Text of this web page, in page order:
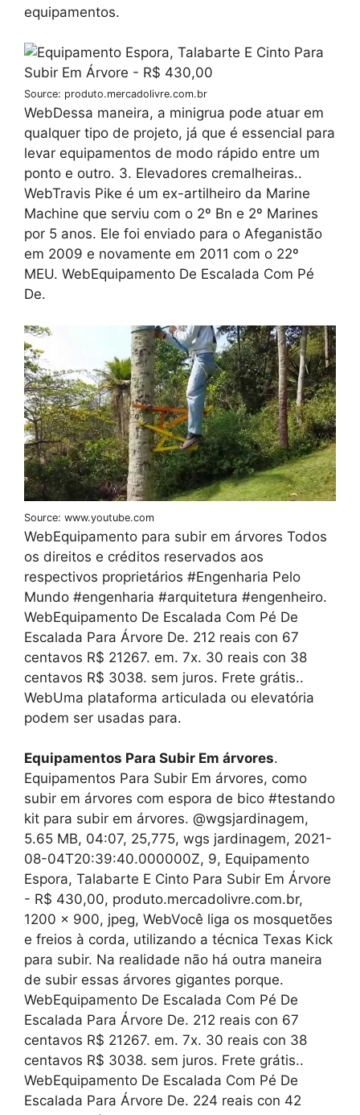
equipamentos.
Source: produto.mercadolivre.com.br
WebDessa maneira, a minigrua pode atuar em
qualquer tipo de projeto, já que é essencial para
levar equipamentos de modo rápido entre um
ponto e outro. 3. Elevadores cremalheiras..
WebTravis Pike é um ex-artilheiro da Marine
Machine que serviu com o 2º Bn e 2º Marines
por 5 anos. Ele foi enviado para o Afeganistão
em 2009 e novamente em 2011 com o 22º
MEU. WebEquipamento De Escalada Com Pé
De.
Source: www.youtube.com
WebEquipamento para subir em árvores Todos
os direitos e créditos reservados aos
respectivos proprietários #Engenharia Pelo
Mundo #engenharia #arquitetura #engenheiro.
WebEquipamento De Escalada Com Pé De
Escalada Para Árvore De. 212 reais con 67
centavos R$ 21267. em. 7x. 30 reais con 38
centavos R$ 3038. sem juros. Frete grátis..
WebUma plataforma articulada ou elevatória
podem ser usadas para.
Equipamentos Para Subir Em árvores.
Equipamentos Para Subir Em árvores, como
subir em árvores com espora de bico #testando
kit para subir em árvores. @wgsjardinagem,
5.65 MB, 04:07, 25,775, wgs jardinagem, 2021-
08-04T20:39:40.000000Z, 9, Equipamento
Espora, Talabarte E Cinto Para Subir Em Árvore
- R$ 430,00, produto.mercadolivre.com.br,
1200 x 900, jpeg, WebVocê liga os mosquetões
e freios à corda, utilizando a técnica Texas Kick
para subir. Na realidade não há outra maneira
de subir essas árvores gigantes porque.
WebEquipamento De Escalada Com Pé De
Escalada Para Árvore De. 212 reais con 67
centavos R$ 21267. em. 7x. 30 reais con 38
centavos R$ 3038. sem juros. Frete grátis..
WebEquipamento De Escalada Com Pé De
Escalada Para Árvore De. 224 reais con 42